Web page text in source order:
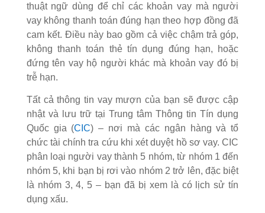
thuật ngữ dùng để chỉ các khoản vay mà người
vay không thanh toán đúng hạn theo hợp đồng đã
cam kết. Điều này bao gồm cả việc chậm trả góp,
không thanh toán thẻ tín dụng đúng hạn, hoặc
đứng tên vay hộ người khác mà khoản vay đó bị
trễ hạn.
Tất cả thông tin vay mượn của bạn sẽ được cập
nhật và lưu trữ tại Trung tâm Thông tin Tín dụng
Quốc gia (CIC) – nơi mà các ngân hàng và tổ
chức tài chính tra cứu khi xét duyệt hồ sơ vay. CIC
phân loại người vay thành 5 nhóm, từ nhóm 1 đến
nhóm 5, khi bạn bị rơi vào nhóm 2 trở lên, đặc biệt
là nhóm 3, 4, 5 – bạn đã bị xem là có lịch sử tín
dụng xấu.